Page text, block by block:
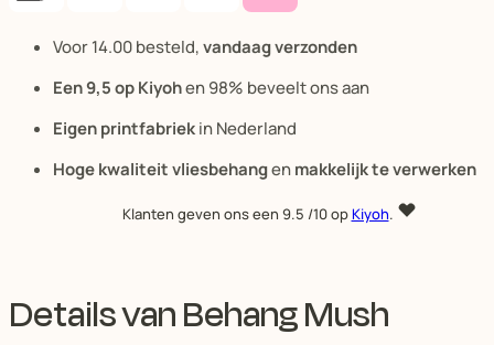
Voor 14.00 besteld,vandaag verzonden
Een 9,5 op Kiyohen 98% beveelt ons aan
Eigen printfabriekin Nederland
Hoge kwaliteit vliesbehangenmakkelijk te verwerken
Klanten geven ons een 9.5 /10 opKiyoh.
Details van Behang Mush